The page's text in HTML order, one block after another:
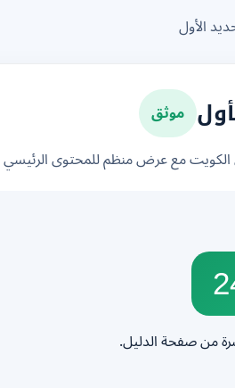
الأول
موثق
مع عرض منظم للمحتوى الرئيسي
من صفحة الدليل.